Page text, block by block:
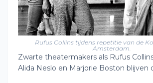
Rufus Collins tijdens repetitie van de
Amsterdam.
Zwarte theatermakers als Rufus
Alida Neslo en Marjorie Boston blijven